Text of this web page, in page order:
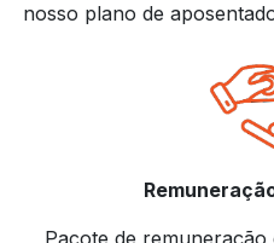
nosso plano de